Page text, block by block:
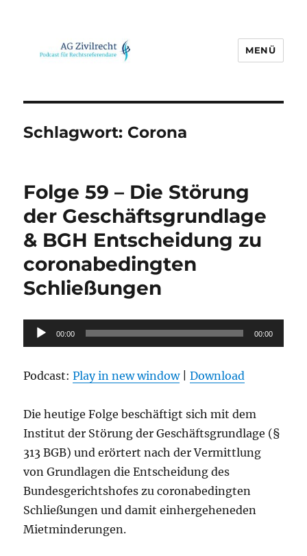
MENÜ
Schlagwort: Corona
Folge 59 – Die Störung
der Geschäftsgrundlage
& BGH Entscheidung zu
coronabedingten
Schließungen
Audio-
Player
00:00 00:00
Podcast:Play in new window|Download
Die heutige Folge beschäftigt sich mit dem
Institut der Störung der Geschäftsgrundlage (§
313 BGB) und erörtert nach der Vermittlung
von Grundlagen die Entscheidung des
Bundesgerichtshofes zu coronabedingten
Schließungen und damit einhergeheneden
Mietminderungen.